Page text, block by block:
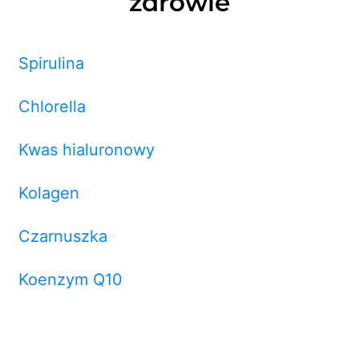
Spirulina
Chlorella
Kwas hialuronowy
Kolagen
Czarnuszka
Koenzym Q10